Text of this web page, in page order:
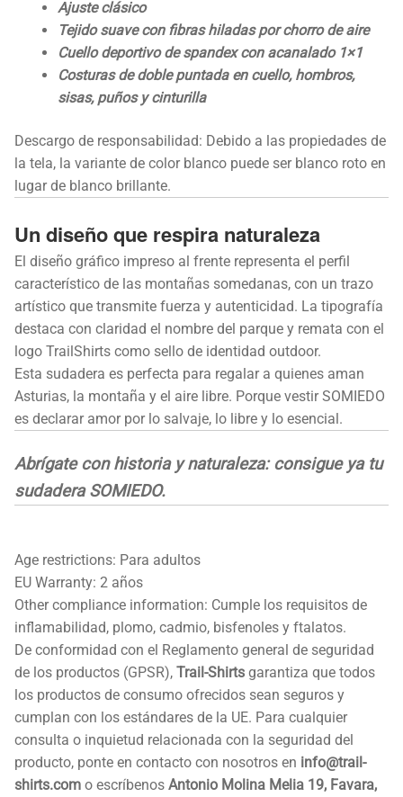
Ajuste clásico
Tejido suave con fibras hiladas por chorro de aire
Cuello deportivo de spandex con acanalado 1×1
Costuras de doble puntada en cuello, hombros,
sisas, puños y cinturilla
Descargo de responsabilidad: Debido a las propiedades de
la tela, la variante de color blanco puede ser blanco roto en
lugar de blanco brillante.
Un diseño que respira naturaleza
El diseño gráfico impreso al frente representa el perfil
característico de las montañas somedanas, con un trazo
artístico que transmite fuerza y autenticidad. La tipografía
destaca con claridad el nombre del parque y remata con el
logo TrailShirts como sello de identidad outdoor.
Esta sudadera es perfecta para regalar a quienes aman
Asturias, la montaña y el aire libre. Porque vestir SOMIEDO
es declarar amor por lo salvaje, lo libre y lo esencial.
Abrígate con historia y naturaleza: consigue ya tu
sudadera SOMIEDO.
Age restrictions: Para adultos
EU Warranty: 2 años
Other compliance information: Cumple los requisitos de
inflamabilidad, plomo, cadmio, bisfenoles y ftalatos.
De conformidad con el Reglamento general de seguridad
de los productos (GPSR), Trail-Shirts garantiza que todos
los productos de consumo ofrecidos sean seguros y
cumplan con los estándares de la UE. Para cualquier
consulta o inquietud relacionada con la seguridad del
producto, ponte en contacto con nosotros en info@trail-
shirts.com o escríbenos Antonio Molina Melia 19, Favara,